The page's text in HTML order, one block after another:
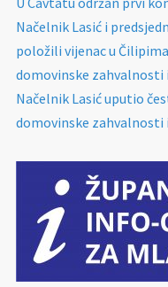
Načelnik Lasić i
položili vijenac u
domovinske
Načelnik Lasić uputio
domovinske